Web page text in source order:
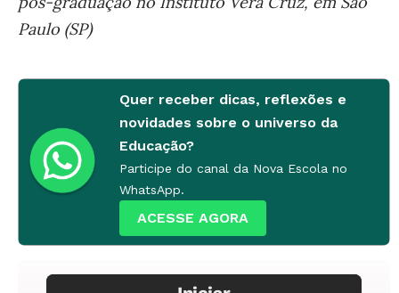
Paulo (SP)
Quer receber dicas, reflexões e
novidades sobre o universo da
Educação?
Participe do canal da Nova Escola no
WhatsApp.
ACESSE AGORA